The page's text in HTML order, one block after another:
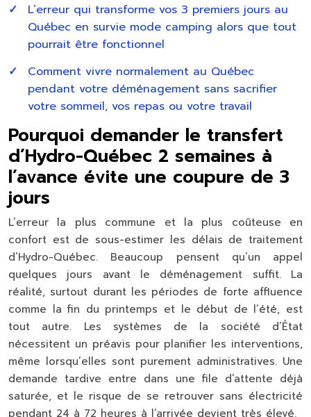
L’erreur qui transforme vos 3 premiers jours au
Québec en survie mode camping alors que tout
pourrait être fonctionnel
Comment vivre normalement au Québec
pendant votre déménagement sans sacrifier
votre sommeil, vos repas ou votre travail
Pourquoi demander le transfert
d’Hydro-Québec 2 semaines à
l’avance évite une coupure de 3
jours
L’erreur la plus commune et la plus coûteuse en
confort est de sous-estimer les délais de traitement
d’Hydro-Québec. Beaucoup pensent qu’un appel
quelques jours avant le déménagement suffit. La
réalité, surtout durant les périodes de forte affluence
comme la fin du printemps et le début de l’été, est
tout autre. Les systèmes de la société d’État
nécessitent un préavis pour planifier les interventions,
même lorsqu’elles sont purement administratives. Une
demande tardive entre dans une file d’attente déjà
saturée, et le risque de se retrouver sans électricité
pendant 24 à 72 heures à l’arrivée devient très élevé.